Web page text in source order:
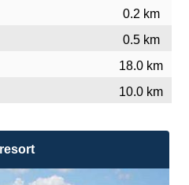
0.2 km
0.5 km
18.0 km
10.0 km